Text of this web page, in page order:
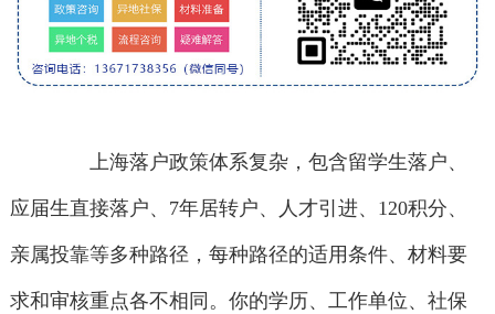
上海落户政策体系复杂，包含留学生落户、
应届生直接落户、7年居转户、人才引进、120积分、
亲属投靠等多种路径，每种路径的适用条件、材料要
求和审核重点各不相同。你的学历、工作单位、社保